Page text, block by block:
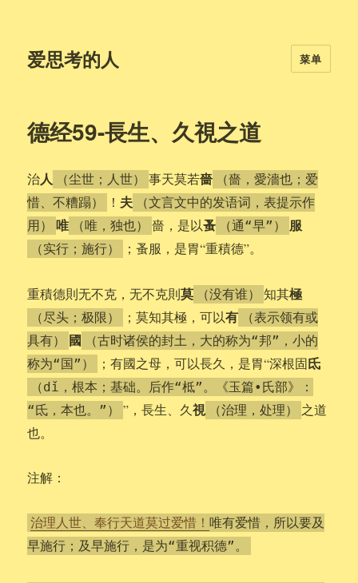
爱思考的人 菜单
德经59-長生、久視之道
治人 （尘世；人世） 事天莫若嗇
（嗇，愛濇也；爱
惜、不糟蹋）
！ 夫
（文言文中的发语词，表提示作
用）
唯 （唯，独也） 嗇，是以蚤 （通“早”） 服
（实行；施行） ；蚤服，是胃“重積德”。
重積德則无不克，无不克則莫 （没有谁） 知其極
（尽头；极限） ；莫知其極，可以有
（表示领有或
具有）
國
（古时诸侯的封土，大的称为“邦”，小的
称为“国”）
；有國之母，可以長久，是胃“深根固氐
（dǐ，根本；基础。后作“柢”。《玉篇•氏部》：
“氐，本也。”）
”，長生、久視 （治理，处理）
之道
也。
注解：
治理人世、奉行天道莫过爱惜！唯有爱惜，所以要及
早施行；及早施行，是为“重视积德”。